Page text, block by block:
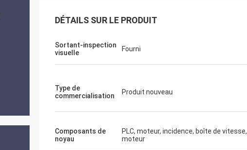
DÉTAILS SUR LE PRODUIT
Sortant-inspection
visuelle
Fourni
Type de
commercialisation
Produit nouveau
Composants de
noyau
PLC, moteur, incidence, boîte de vitesse,
moteur